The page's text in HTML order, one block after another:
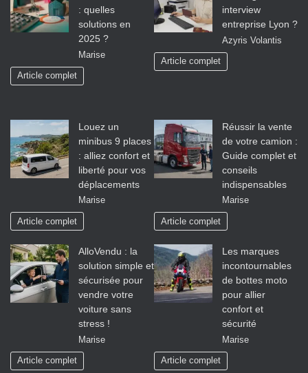
: quelles
solutions en
2025 ?
Marise
Article complet
interview
entreprise Lyon ?
Azyris Volantis
Article complet
Louez un
minibus 9 places
: alliez confort et
liberté pour vos
déplacements
Marise
Article complet
Réussir la vente
de votre camion :
Guide complet et
conseils
indispensables
Marise
Article complet
AlloVendu : la
solution simple et
sécurisée pour
vendre votre
voiture sans
stress !
Marise
Article complet
Les marques
incontournables
de bottes moto
pour allier
confort et
sécurité
Marise
Article complet